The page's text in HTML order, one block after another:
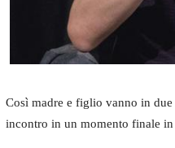
Così madre e figlio vanno in
incontro in un momento finale